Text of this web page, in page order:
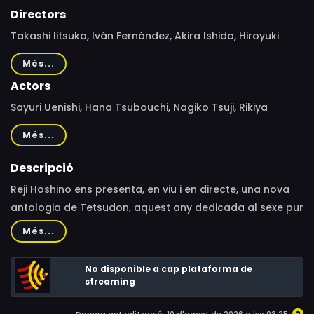
Directors
Takashi Iitsuka, Iván Fernández, Akira Ishida, Hiroyuki
Keitora, Kenji Tanaka, Shuichi Kimura, Hisazumi Kamada,
Yusuke Isaka, Aureli del Pozo, Yukinobu Aoki, artegg-
yumi, Ryoichi Hiraiwa, Kazuki Kiyomoto, Shoichi
Yokoyama, Akira Nobi, Hikaru Tsukuda, Koji Kobayashi,
Ryotaro Uryu, Devi Kobayashi, Takahiro Ishihara, Yuuki
Mizuno
Més...
Actors
Sayuri Uenishi, Hana Tsubouchi, Nagiko Tsuji, Rikiya
Kaidou, Bueno
Més...
Descripció
Reji Hoshino ens presenta, en viu i en directe, una nova
antologia de Tetsudon, aquest any dedicada al sexe pur
i dur. Bé, potser no tan pur…
Més...
No disponible a cap plataforma de
streaming